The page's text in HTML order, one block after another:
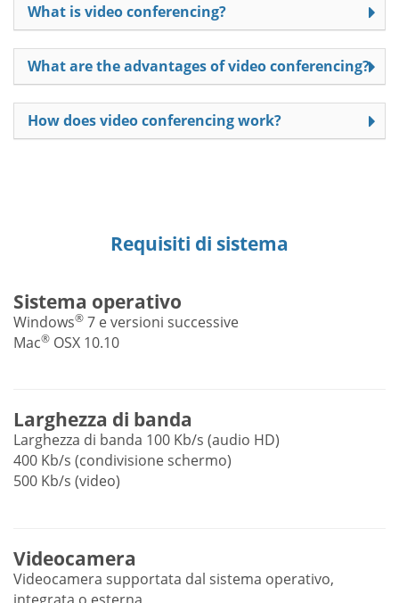
What is video conferencing?
What are the advantages of video conferencing?
How does video conferencing work?
Requisiti di sistema
Sistema operativo
Windows® 7 e versioni successive
Mac® OSX 10.10
Larghezza di banda
Larghezza di banda 100 Kb/s (audio HD)
400 Kb/s (condivisione schermo)
500 Kb/s (video)
Videocamera
Videocamera supportata dal sistema operativo,